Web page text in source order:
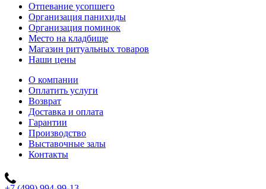
Отпевание усопшего
Организация панихиды
Организация поминок
Место на кладбище
Магазин ритуальных товаров
Наши цены
О компании
Оплатить услуги
Возврат
Доставка и оплата
Гарантии
Производство
Выставочные залы
Контакты